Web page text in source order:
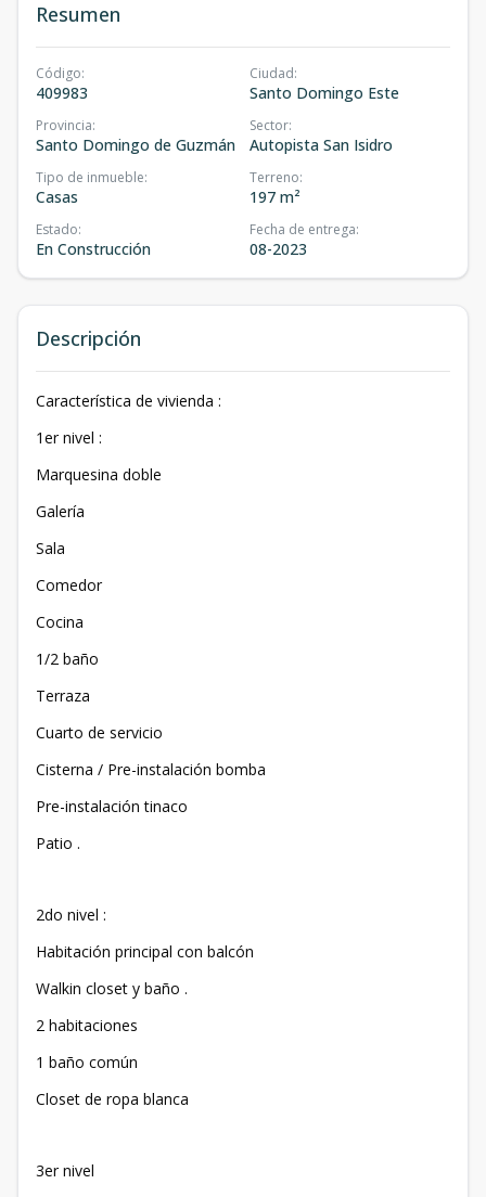
Resumen
Código:
409983
Ciudad:
Santo Domingo Este
Provincia:
Santo Domingo de Guzmán
Sector:
Autopista San Isidro
Tipo de inmueble:
Casas
Terreno:
197 m²
Estado:
En Construcción
Fecha de entrega:
08-2023
Descripción
Característica de vivienda :
1er nivel :
Marquesina doble
Galería
Sala
Comedor
Cocina
1/2 baño
Terraza
Cuarto de servicio
Cisterna / Pre-instalación bomba
Pre-instalación tinaco
Patio .
2do nivel :
Habitación principal con balcón
Walkin closet y baño .
2 habitaciones
1 baño común
Closet de ropa blanca
3er nivel